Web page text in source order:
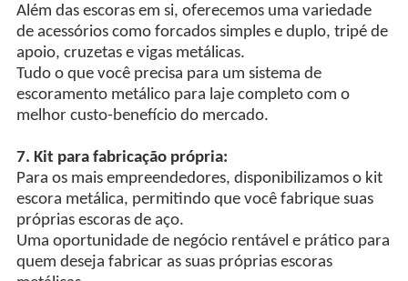
Além das escoras em si, oferecemos uma variedade
de acessórios como forcados simples e duplo, tripé de
apoio, cruzetas e vigas metálicas.
Tudo o que você precisa para um sistema de
escoramento metálico para laje completo com o
melhor custo-benefício do mercado.
7. Kit para fabricação própria:
Para os mais empreendedores, disponibilizamos o kit
escora metálica, permitindo que você fabrique suas
próprias escoras de aço.
Uma oportunidade de negócio rentável e prático para
quem deseja fabricar as suas próprias escoras